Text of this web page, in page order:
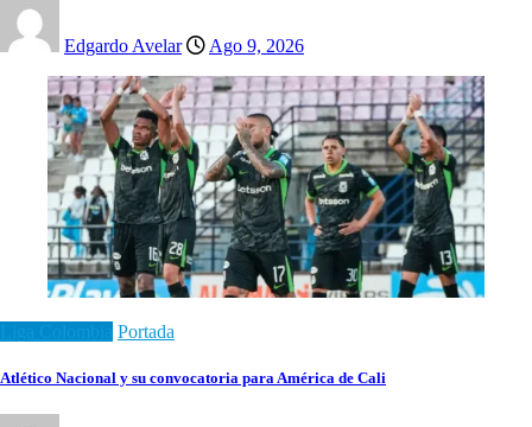
Edgardo Avelar Ago 9, 2026
Portada
Atlético Nacional y su convocatoria para América de Cali